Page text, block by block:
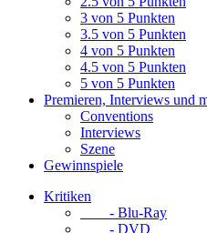
3 von 5 Punkten
3.5 von 5 Punkten
4 von 5 Punkten
4.5 von 5 Punkten
5 von 5 Punkten
Premieren, Interviews und
Conventions
Interviews
Szene
Gewinnspiele
Kritiken
- Blu-Ray
- DVD